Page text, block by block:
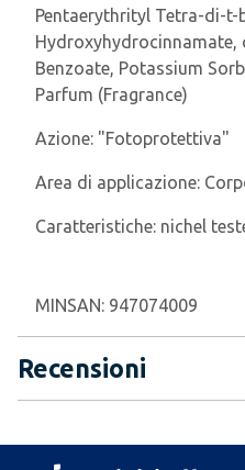
Pentaerythrityl Tetra-di-t-
Hydroxyhydrocinnamate,
Benzoate, Potassium
Parfum (Fragrance)
Azione: "Fotoprotettiva"
Area di applicazione:
Caratteristiche: nichel
MINSAN: 947074009
Recensioni